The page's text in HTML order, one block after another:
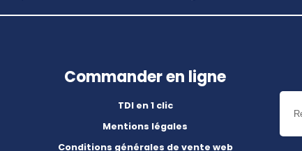
Commander en ligne
TDI en 1 clic
Mentions légales
Conditions générales de vente web